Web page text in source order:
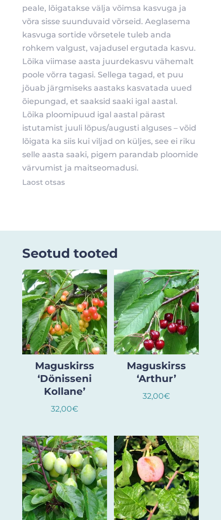
peale, lõigatakse välja võimsa kasvuga ja
võra sisse suunduvaid võrseid. Aeglasema
kasvuga sortide võrsetele tuleb anda
rohkem valgust, vajadusel ergutada kasvu.
Lõika viimase aasta juurdekasvu vähemalt
poole võrra tagasi. Sellega tagad, et puu
jõuab järgmiseks aastaks kasvatada uued
õiepungad, et saaksid saaki igal aastal.
Lõika ploomipuud igal aastal pärast
istutamist juuli lõpus/augusti alguses – võid
lõigata ka siis kui viljad on küljes, see ei riku
selle aasta saaki, pigem parandab ploomide
värvumist ja maitseomadusi.
Laost otsas
Seotud tooted
Maguskirss
‘Dönisseni
Kollane’
32,00€
Maguskirss
‘Arthur’
32,00€